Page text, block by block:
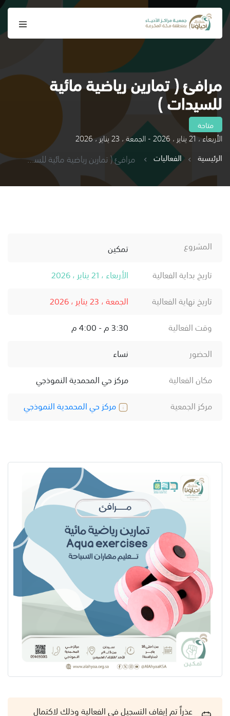
مرافئ ( تمارين رياضية مائية
للسيدات )
متاحة
الأربعاء ، 21 يناير ، 2026 - الجمعة ، 23 يناير ، 2026
الرئيسية
الفعاليات مرافئ ( تمارين رياضية مائية للسيدات )
المشروع
تمكين
تاريخ بداية الفعالية
الأربعاء ، 21 يناير ، 2026
تاريخ نهاية الفعالية
الجمعة ، 23 يناير ، 2026
وقت الفعالية
3:30 م - 4:00 م
الحضور
نساء
مكان الفعالية
مركز حي المحمدية النموذجي
مركز الجمعية
مركز حي المحمدية النموذجي
عذراً تم إيقاف التسجيل في الفعالية وذلك لاكتمال